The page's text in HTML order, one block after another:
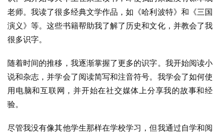
老师。我读了很多经典文学作品，如《哈利波特》和《三国
演义》等。这些书籍帮助我了解了历史和文化，并教会了我
很多识字。
随着时间的推移，我逐渐掌握了更多的识字。我开始阅读小
说和杂志，并学会了阅读简写和注音符号。我学会了如何使
用电脑和互联网，并开始在社交媒体上分享我的故事和经
验。
尽管我没有像其他学生那样在学校学习，但我通过自学和阅